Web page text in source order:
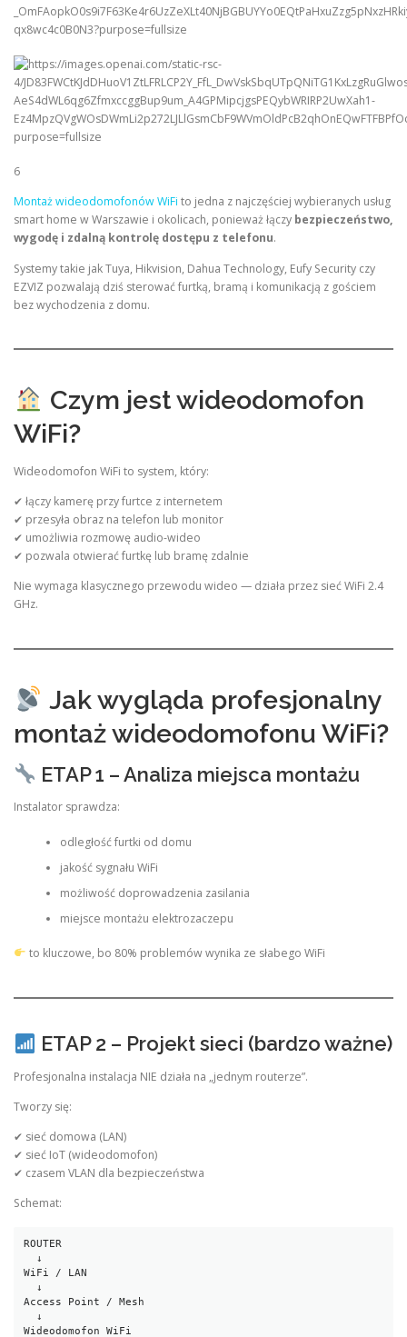
6
Montaż wideodomofonów WiFi to jedna z najczęściej wybieranych usług
smart home w Warszawie i okolicach, ponieważ łączy bezpieczeństwo,
wygodę i zdalną kontrolę dostępu z telefonu.
Systemy takie jak Tuya, Hikvision, Dahua Technology, Eufy Security czy
EZVIZ pozwalają dziś sterować furtką, bramą i komunikacją z gościem
bez wychodzenia z domu.
Czym jest wideodomofon
WiFi?
Wideodomofon WiFi to system, który:
✔ łączy kamerę przy furtce z internetem
✔ przesyła obraz na telefon lub monitor
✔ umożliwia rozmowę audio-wideo
✔ pozwala otwierać furtkę lub bramę zdalnie
Nie wymaga klasycznego przewodu wideo — działa przez sieć WiFi 2.4
GHz.
Jak wygląda profesjonalny
montaż wideodomofonu WiFi?
ETAP 1 – Analiza miejsca montażu
Instalator sprawdza:
odległość furtki od domu
jakość sygnału WiFi
możliwość doprowadzenia zasilania
miejsce montażu elektrozaczepu
to kluczowe, bo 80% problemów wynika ze słabego WiFi
ETAP 2 – Projekt sieci (bardzo ważne)
Profesjonalna instalacja NIE działa na „jednym routerze”.
Tworzy się:
✔ sieć domowa (LAN)
✔ sieć IoT (wideodomofon)
✔ czasem VLAN dla bezpieczeństwa
Schemat:
ROUTER
  ↓
WiFi / LAN
  ↓
Access Point / Mesh
  ↓
Wideodomofon WiFi